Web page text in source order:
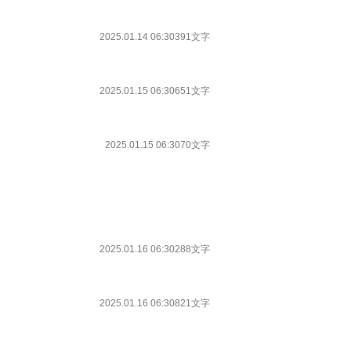
2025.01.14 06:30391文字
2025.01.15 06:30651文字
2025.01.15 06:3070文字
2025.01.16 06:30288文字
2025.01.16 06:30821文字